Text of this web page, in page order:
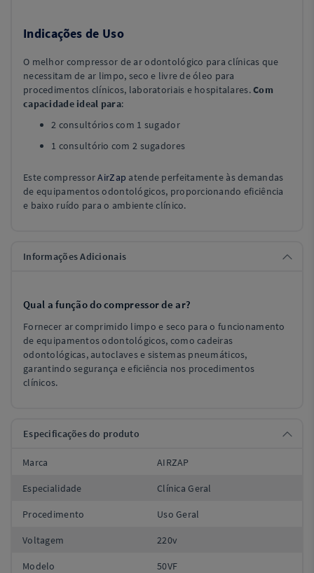
Indicações de Uso
O melhor compressor de ar odontológico para clínicas que
necessitam de ar limpo, seco e livre de óleo para
procedimentos clínicos, laboratoriais e hospitalares.Com
capacidade ideal para:
2 consultórios com 1 sugador
1 consultório com 2 sugadores
Este compressorAirZap atende perfeitamente às demandas
de equipamentos odontológicos, proporcionando eficiência
e baixo ruído para o ambiente clínico.
Informações Adicionais
Qual a função do compressor de ar?
Fornecer ar comprimido limpo e seco para o funcionamento
de equipamentos odontológicos, como cadeiras
odontológicas, autoclaves e sistemas pneumáticos,
garantindo segurança e eficiência nos procedimentos
clínicos.
Especificações do produto
Marca AIRZAP
Especialidade Clínica Geral
Procedimento Uso Geral
Voltagem 220v
Modelo 50VF